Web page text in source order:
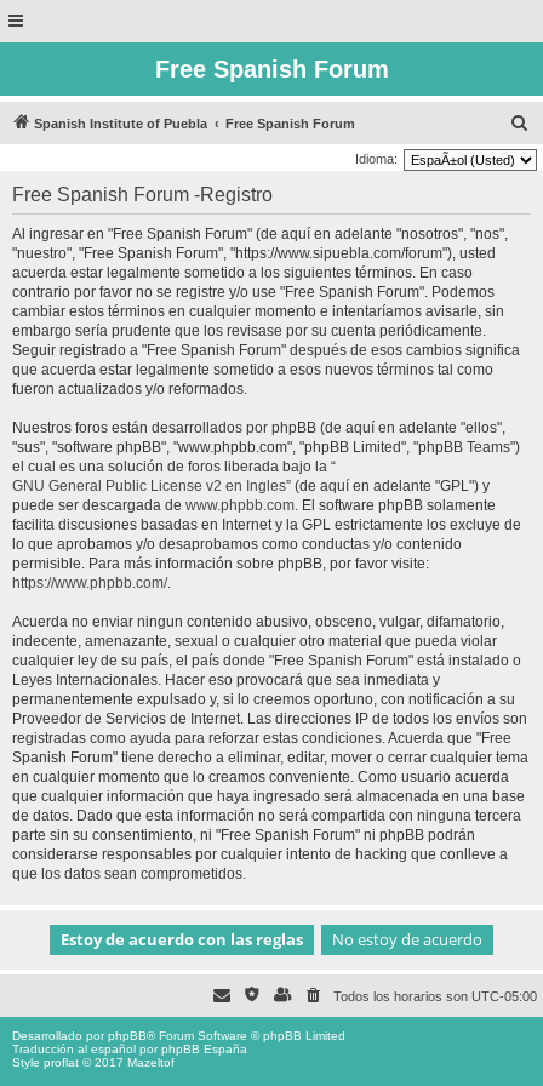
Free Spanish Forum
Spanish Institute of Puebla Free Spanish Forum
u
Idioma:
Free Spanish Forum -Registro
Al ingresar en "Free Spanish Forum" (de aquí en adelante "nosotros", "nos",
"nuestro", "Free Spanish Forum", "https://www.sipuebla.com/forum"), usted
acuerda estar legalmente sometido a los siguientes términos. En caso
contrario por favor no se registre y/o use "Free Spanish Forum". Podemos
cambiar estos términos en cualquier momento e intentaríamos avisarle, sin
embargo sería prudente que los revisase por su cuenta periódicamente.
Seguir registrado a "Free Spanish Forum" después de esos cambios significa
que acuerda estar legalmente sometido a esos nuevos términos tal como
fueron actualizados y/o reformados.
Nuestros foros están desarrollados por phpBB (de aquí en adelante "ellos",
"sus", "software phpBB", "www.phpbb.com", "phpBB Limited", "phpBB Teams")
el cual es una solución de foros liberada bajo la “
GNU General Public License v2 en Ingles” (de aquí en adelante "GPL") y
puede ser descargada de www.phpbb.com. El software phpBB solamente
facilita discusiones basadas en Internet y la GPL estrictamente los excluye de
lo que aprobamos y/o desaprobamos como conductas y/o contenido
permisible. Para más información sobre phpBB, por favor visite:
https://www.phpbb.com/.
Acuerda no enviar ningun contenido abusivo, obsceno, vulgar, difamatorio,
indecente, amenazante, sexual o cualquier otro material que pueda violar
cualquier ley de su país, el país donde "Free Spanish Forum" está instalado o
Leyes Internacionales. Hacer eso provocará que sea inmediata y
permanentemente expulsado y, si lo creemos oportuno, con notificación a su
Proveedor de Servicios de Internet. Las direcciones IP de todos los envíos son
registradas como ayuda para reforzar estas condiciones. Acuerda que "Free
Spanish Forum" tiene derecho a eliminar, editar, mover o cerrar cualquier tema
en cualquier momento que lo creamos conveniente. Como usuario acuerda
que cualquier información que haya ingresado será almacenada en una base
de datos. Dado que esta información no será compartida con ninguna tercera
parte sin su consentimiento, ni "Free Spanish Forum" ni phpBB podrán
considerarse responsables por cualquier intento de hacking que conlleve a
que los datos sean comprometidos.
Todos los horarios son UTC-05:00
Desarrollado porphpBB® Forum Software © phpBB Limited
Traducción al español porphpBB España
Style proflat © 2017 Mazeltof